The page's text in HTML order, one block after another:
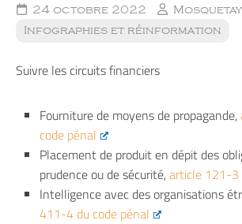
24 octobre 2022
Infographies et réinformation
Suivre les circuits financiers
Fourniture de moyens de propagande,
code pénal
Placement de produit en dépit des
prudence ou de sécurité,article 121-3
Intelligence avec des organisations
411-4 du code pénal